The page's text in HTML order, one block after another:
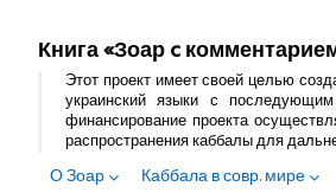
Книга «Зоар c
Этот проект имеет своей целью
украинский языки с
финансирование проекта
распространения каббалы для
О Зоар Каббала в совр. мире